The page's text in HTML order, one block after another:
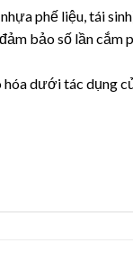
phế liệu, tái
bảo số lần
hóa dưới tác dụng